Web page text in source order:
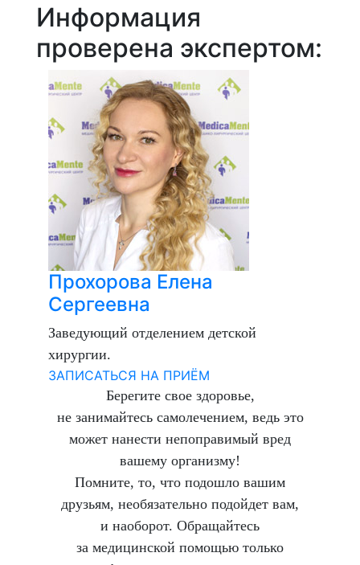
Информация
проверена экспертом:
Прохорова Елена
Сергеевна
Заведующий отделением детской
хирургии.
ЗАПИСАТЬСЯ НА ПРИЁМ
Берегите свое здоровье,
не занимайтесь самолечением, ведь это
может нанести непоправимый вред
вашему организму!
Помните, то, что подошло вашим
друзьям, необязательно подойдет вам,
и наоборот. Обращайтесь
за медицинской помощью только